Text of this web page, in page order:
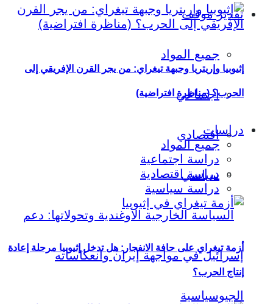
تقدير موقف
جميع المواد
اجتماعي
اقتصادي
سياسي
إثيوبيا وإريتريا وجبهة تيغراي: من يجر القرن الإفريقي إلى
الحرب؟ (مناظرة افتراضية)
دراسات
جميع المواد
دراسة اجتماعية
دراسة اقتصادية
دراسة سياسية
أزمة تيغراي على حافة الانفجار: هل تدخل إثيوبيا مرحلة إعادة
إنتاج الحرب؟